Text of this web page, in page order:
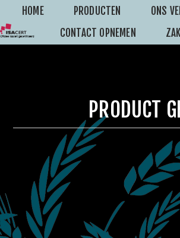
HOME PRODUCTEN ONS
CONTACT OPNEMEN
PRODUCT